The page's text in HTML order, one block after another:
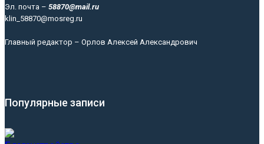
Эл. почта – 58870@mail.ru
klin_58870@mosreg.ru
Главный редактор – Орлов Алексей Александрович
Популярные записи